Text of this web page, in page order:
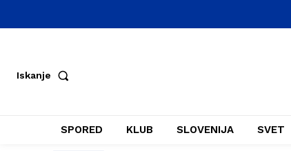
Iskanje
SPORED KLUB SLOVENIJA SVET